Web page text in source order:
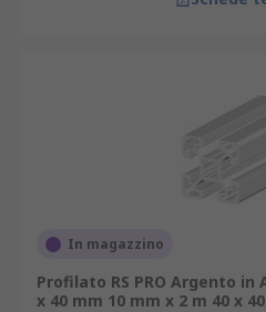
In magazzino
Profilato RS PRO Argento
x 40 mm 10 mm x 2 m 40 x